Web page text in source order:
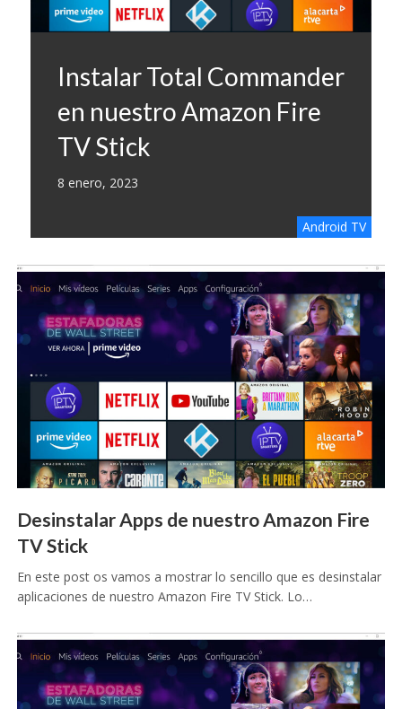
Instalar Total Commander
en nuestro Amazon Fire
TV Stick
8 enero, 2023
Android TV
Desinstalar Apps de nuestro Amazon Fire
TV Stick
En este post os vamos a mostrar lo sencillo que es desinstalar
aplicaciones de nuestro Amazon Fire TV Stick. Lo…